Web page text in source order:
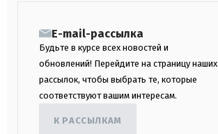
E-mail-рассылка
Будьте в курсе всех новостей и
обновлений! Перейдите на страницу наших
рассылок, чтобы выбрать те, которые
соответствуют вашим интересам.
К РАССЫЛКАМ